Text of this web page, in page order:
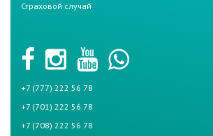
Страховой случай
+7 (777) 222 56 78
+7 (701) 222 56 78
+7 (708) 222 56 78